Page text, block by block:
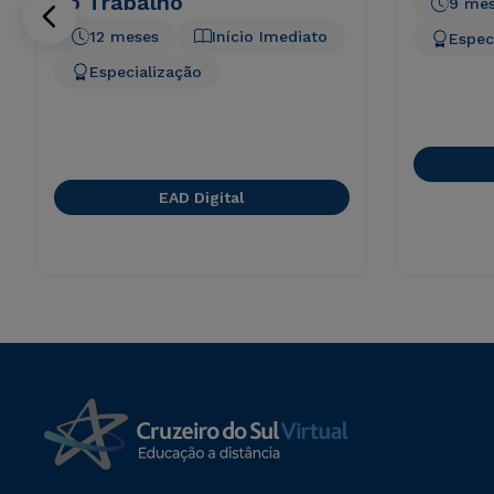
Início Imediato
12 meses
Especialização
EAD Digital